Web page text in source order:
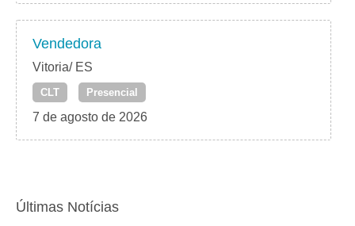
Vendedora
Vitoria/ ES
CLT Presencial
7 de agosto de 2026
Últimas Notícias